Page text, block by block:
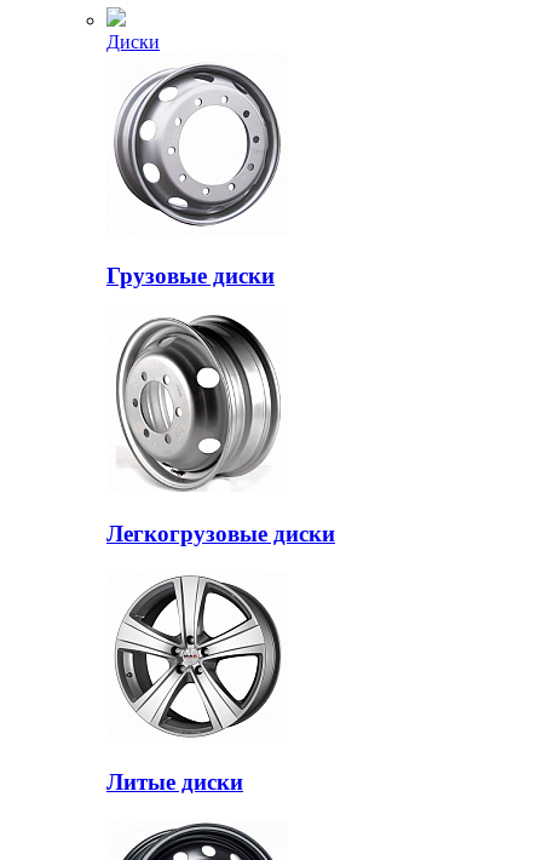
Диски
Грузовые диски
Легкогрузовые диски
Литые диски